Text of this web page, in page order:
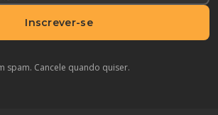
Inscrever-se
spam. Cancele quando quiser.